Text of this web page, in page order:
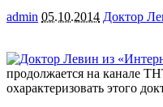
admin 05.10.2014 Доктор
продолжается на канале
охарактеризовать этого